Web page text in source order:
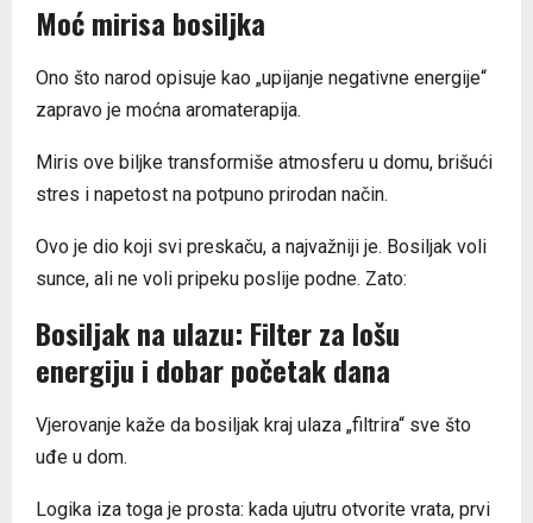
Moć mirisa bosiljka
Ono što narod opisuje kao „upijanje negativne energije“
zapravo je moćna aromaterapija.
Miris ove biljke transformiše atmosferu u domu, brišući
stres i napetost na potpuno prirodan način.
Ovo je dio koji svi preskaču, a najvažniji je. Bosiljak voli
sunce, ali ne voli pripeku poslije podne. Zato:
Bosiljak na ulazu: Filter za lošu
energiju i dobar početak dana
Vjerovanje kaže da bosiljak kraj ulaza „filtrira“ sve što
uđe u dom.
Logika iza toga je prosta: kada ujutru otvorite vrata, prvi